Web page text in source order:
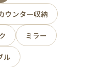
ウンター収納
ミラー
ル